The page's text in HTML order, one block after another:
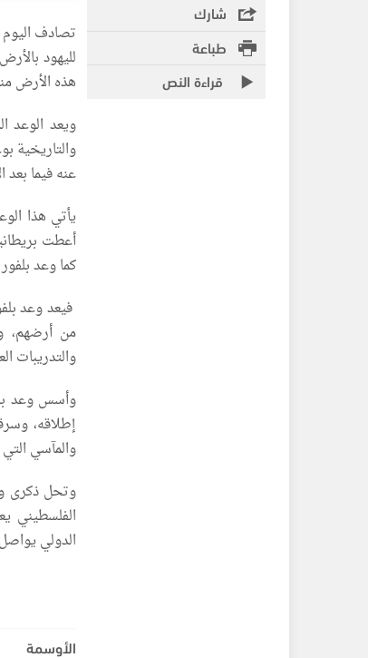
شارك
طباعة
قراءة النص
تصادف اليوم ٢ من نوفمبر العام ١٩١٧، ذكرى مرور
لليهود
هذه الأرض
ويعد الوعد
والتاريخية
عنه فيما بعد
يأتي هذا
أعطت
كما وعد
من أرضهم،
والتدريبات
وأسس وعد
إطلاقه،
والمآسي
وتحل ذكرى
الفلسطيني
الدولي
الأوسمة